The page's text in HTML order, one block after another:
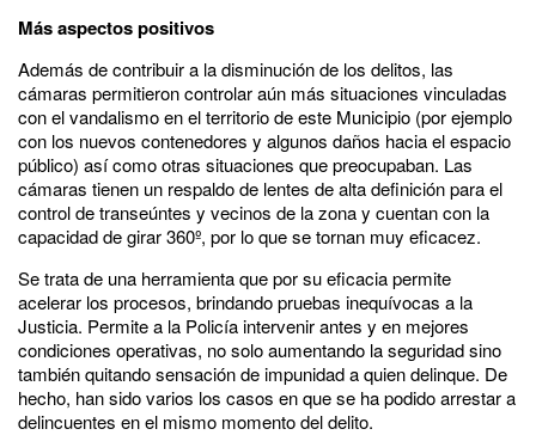
Más aspectos positivos
Además de contribuir a la disminución de los delitos, las
cámaras permitieron controlar aún más situaciones vinculadas
con el vandalismo en el territorio de este Municipio (por ejemplo
con los nuevos contenedores y algunos daños hacia el espacio
público) así como otras situaciones que preocupaban. Las
cámaras tienen un respaldo de lentes de alta definición para el
control de transeúntes y vecinos de la zona y cuentan con la
capacidad de girar 360º, por lo que se tornan muy eficacez.
Se trata de una herramienta que por su eficacia permite
acelerar los procesos, brindando pruebas inequívocas a la
Justicia. Permite a la Policía intervenir antes y en mejores
condiciones operativas, no solo aumentando la seguridad sino
también quitando sensación de impunidad a quien delinque. De
hecho, han sido varios los casos en que se ha podido arrestar a
delincuentes en el mismo momento del delito.